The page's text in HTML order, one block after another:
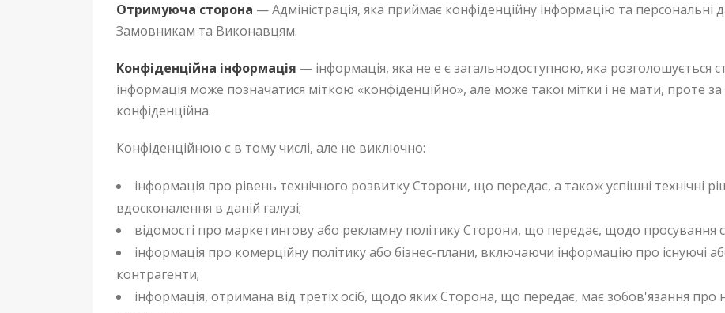
Отримуюча сторона — Адміністрація, яка приймає конфіденційну інформацію та персональні
Замовникам та Виконавцям.
Конфіденційна інформація — інформація, яка не е є загальнодоступною, яка розголошується
інформація може позначатися міткою «конфіденційно», але може такої мітки і не мати, проте
конфіденційна.
Конфіденційною є в тому числі, але не виключно:
інформація про рівень технічного розвитку Сторони, що передає, а також успішні технічні
вдосконалення в даній галузі;
відомості про маркетингову або рекламну політику Сторони, що передає, щодо просування
інформація про комерційну політику або бізнес-плани, включаючи інформацію про існуючі
контрагенти;
інформація, отримана від третіх осіб, щодо яких Сторона, що передає, має зобов'язання про